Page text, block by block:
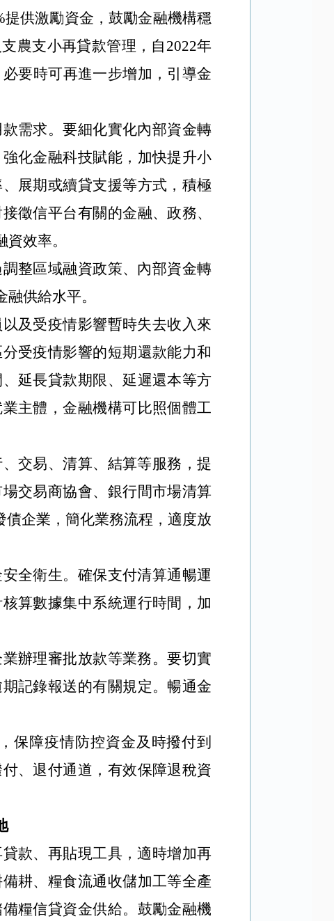
供激勵資金，鼓勵金融機構穩
農支小再貸款管理，自2022年
要時可再進一步增加，引導金
需求。要細化實化內部資金轉
化金融科技賦能，加快提升小
展期或續貸支援等方式，積極
徵信平台有關的金融、政務、
效率。
整區域融資政策、內部資金轉
供給水平。
及受疫情影響暫時失去收入來
受疫情影響的短期還款能力和
延長貸款期限、延遲還本等方
主體，金融機構可比照個體工
交易、清算、結算等服務，提
交易商協會、銀行間市場清算
債企業，簡化業務流程，適度放
全衛生。確保支付清算通暢運
算數據集中系統運行時間，加
辦理審批放款等業務。要切實
記錄報送的有關規定。暢通金
保障疫情防控資金及時撥付到
、退付通道，有效保障退稅資
款、再貼現工具，適時增加再
耕、糧食流通收儲加工等全產
糧信貸資金供給。鼓勵金融機